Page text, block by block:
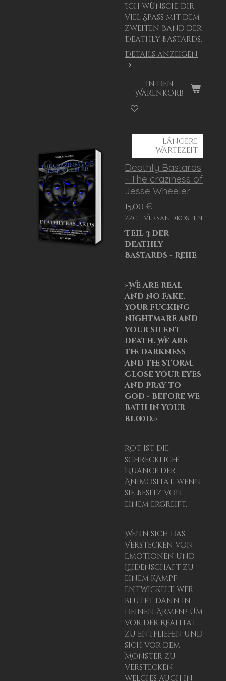
Ich wünsche dir
viel Spaß mit dem
zweiten Band der
Deathly Bastards.
Details anzeigen
In den
Warenkorb
längere
Wartezeit
Deathly Bastards
- The craziness of
Jesse Wheeler
15,00 €
zzgl.Versandkosten
Teil 3 der
Deathly
Bastards - Reihe
»We are real
and no fake.
Your fucking
nightmare and
your silent
death. We are
the darkness
and the storm.
Close your eyes
and pray to
god - before we
bath in your
blood.«
Rot ist die
schreckliche
Nuance der
Animosität, wenn
sie Besitz von
einem ergreift.
Wenn sich das
Verstecken von
Emotionen und
Leidenschaft zu
einem Kampf
entwickelt, wer
blutet dann in
deinen Armen? Um
vor der Realität
zu entfliehen und
sich vor dem
Monster zu
verstecken,
welches auch in